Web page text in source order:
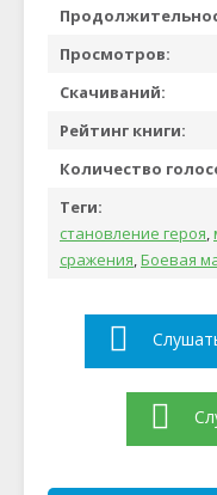
Просмотров:
Скачиваний:
Рейтинг книги:
Количество
Теги:
становление героя,
сражения,Боевая